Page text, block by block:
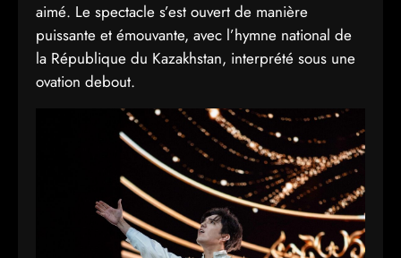
aimé. Le spectacle s’est ouvert de manière
puissante et émouvante, avec l’hymne national de
la République du Kazakhstan, interprété sous une
ovation debout.